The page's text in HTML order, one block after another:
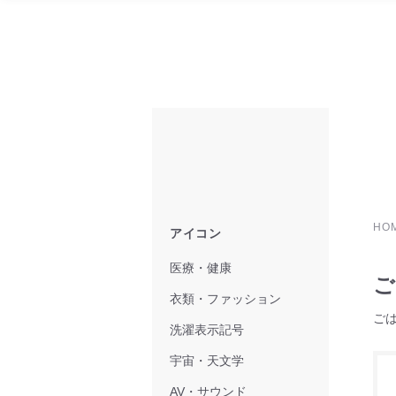
ご
アイコン
医療・健康
衣類・ファッション
洗濯表示記号
宇宙・天文学
AV・サウンド